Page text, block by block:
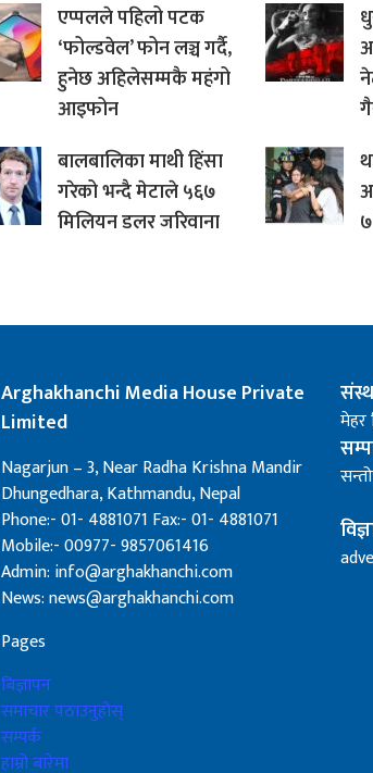
एप्पलले पहिलो पटक
‘फोल्डवेल’ फोन लञ्च गर्दै,
हुनेछ अहिलेसम्मकै महंगो
आइफोन
बालबालिका माथी हिंसा
गरेको भन्दै मेटाले ५६७
मिलियन डलर जरिवाना
Arghakhanchi Media House Private
Limited
Nagarjun – 3, Near Radha Krishna Mandir
Dhungedhara, Kathmandu, Nepal
Phone:- 01- 4881071 Fax:- 01- 4881071
Mobile:- 00977- 9857061416
Admin: info@arghakhanchi.com
News: news@arghakhanchi.com
Pages
बिज्ञापन
समाचार पठाउनुहोस्
सम्पर्क
हाम्रो बारेमा
मेहर